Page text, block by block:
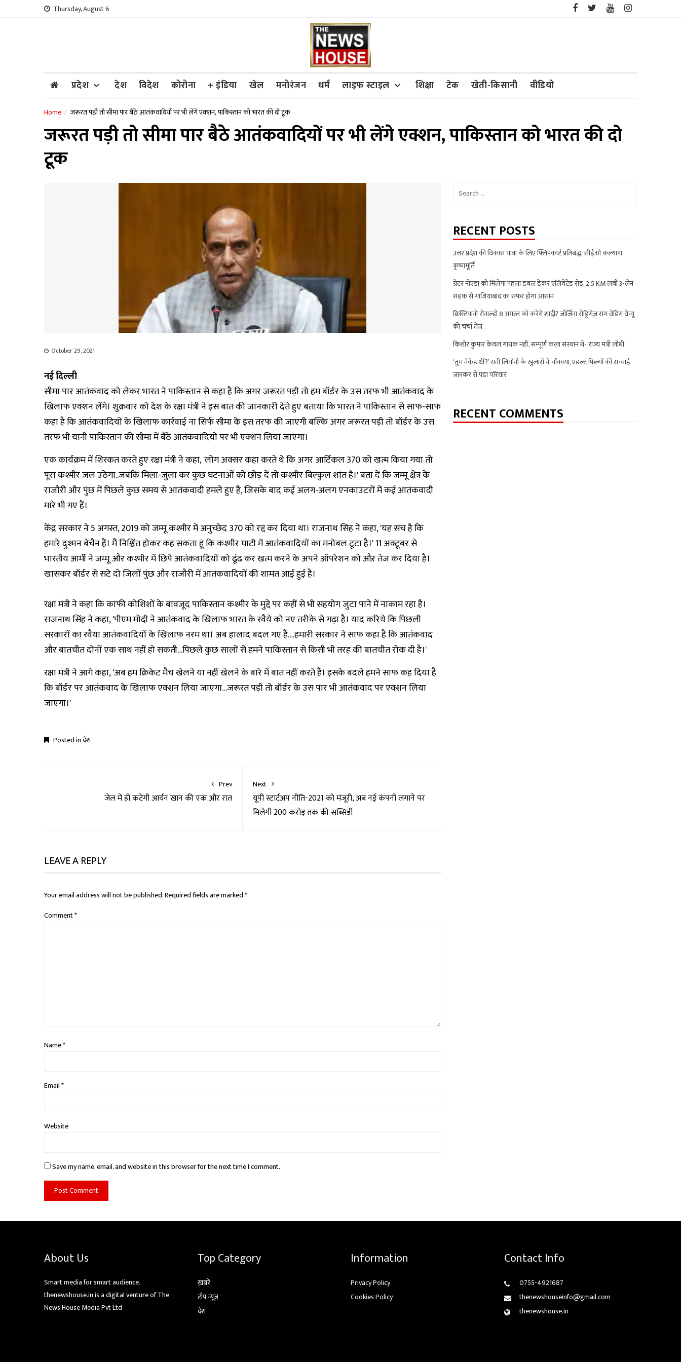
Thursday, August 6
प्रदेश देश विदेश कोरोना + इंडिया खेल मनोरंजन धर्म लाइफ स्टाइल शिक्षा टेक खेती-किसानी वीडियो
Home जरूरत पड़ी तो सीमा पार बैठे आतंकवादियों पर भी लेंगे एक्शन, पाकिस्तान को भारत की दो टूक
जरूरत पड़ी तो सीमा पार बैठे आतंकवादियों पर भी लेंगे एक्शन, पाकिस्तान को भारत की दो
टूक
October 29, 2021
नई दिल्ली
सीमा पार आतंकवाद को लेकर भारत ने पाकिस्तान से कहा है कि अगर जरूरत पड़ी तो हम बॉर्डर के उस तरफ भी आतंकवाद के
खिलाफ एक्शन लेंगे। शुक्रवार को देश के रक्षा मंत्री ने इस बात की जानकारी देते हुए बताया कि भारत ने पाकिस्तान से साफ-साफ
कहा है कि आतंकवादियों के खिलाफ कार्रवाई ना सिर्फ सीमा के इस तरफ की जाएगी बल्कि अगर जरूरत पड़ी तो बॉर्डर के उस
तरफ भी यानी पाकिस्तान की सीमा में बैठे आतंकवादियों पर भी एक्शन लिया जाएगा।
एक कार्यक्रम में शिरकत करते हुए रक्षा मंत्री ने कहा, 'लोग अक्सर कहा करते थे कि अगर आर्टिकल 370 को खत्म किया गया तो
पूरा कश्मीर जल उठेगा..जबकि मिला-जुला कर कुछ घटनाओं को छोड़ दें तो कश्मीर बिल्कुल शांत है।' बता दें कि जम्मू क्षेत्र के
राजौरी और पुंछ में पिछले कुछ समय से आतंकवादी हमले हुए हैं, जिसके बाद कई अलग-अलग एनकाउंटरों में कई आतंकवादी
मारे भी गए हैं।
केंद्र सरकार ने 5 अगस्त, 2019 को जम्मू कश्मीर में अनुच्छेद 370 को रद्द कर दिया था। राजनाथ सिंह ने कहा, 'यह सच है कि
हमारे दुश्मन बेचैन हैं। मैं निश्चिंत होकर कह सकता हूं कि कश्मीर घाटी में आतंकवादियों का मनोबल टूटा है।' 11 अक्टूबर से
भारतीय आर्मी ने जम्मू और कश्मीर में छिपे आतंकवादियों को ढूंढ कर खत्म करने के अपने ऑपरेशन को औऱ तेज कर दिया है।
खासकर बॉर्डर से सटे दो जिलों पुंछ और राजौरी में आतंकवादियों की शामत आई हुई है।
रक्षा मंत्री ने कहा कि काफी कोशिशों के बावजूद पाकिस्तान कश्मीर के मुद्दे पर कहीं से भी सहयोग जुटा पाने में नाकाम रहा है।
राजनाथ सिंह ने कहा, 'पीएम मोदी ने आतंकवाद के खिलाफ भारत के रवैये को नए तरीके से गढ़ा है। याद करिये कि पिछली
सरकारों का रवैया आतंकवादियों के खिलाफ नरम था। अब हालाद बदल गए हैं….हमारी सरकार ने साफ कहा है कि आतंकवाद
और बातचीत दोनों एक साथ नहीं हो सकती…पिछले कुछ सालों से हमने पाकिस्तान से किसी भी तरह की बातचीत रोक दी है।'
रक्षा मंत्री ने आगे कहा, 'अब हम क्रिकेट मैच खेलने या नहीं खेलने के बारे में बात नहीं करते हैं। इसके बदले हमने साफ कह दिया है
कि बॉर्डर पर आतंकवाद के खिलाफ एक्शन लिया जाएगा…जरूरत पड़ी तो बॉर्डर के उस पार भी आतंकवाद पर एक्शन लिया
जाएगा।'
Posted inदेश
Prev
जेल में ही कटेगी आर्यन खान की एक और रात
Next
यूपी स्टार्टअप नीति-2021 को मंजूरी, अब नई कंपनी लगाने पर
मिलेगी 200 करोड़ तक की सब्सिडी
LEAVE A REPLY
Your email address will not be published.Required fields are marked*
Comment*
Name*
Email*
Website
Save my name, email, and website in this browser for the next time I comment.
Search
RECENT POSTS
उत्तर प्रदेश की विकास यात्रा के लिए फ्लिपकार्ट प्रतिबद्ध: सीईओ कल्याण
कृष्णमूर्ति
ग्रेटर नोएडा को मिलेगा पहला डबल डेकर एलिवेटेड रोड, 2.5 KM लंबी 3-लेन
सड़क से गाजियाबाद का सफर होगा आसान
क्रिस्टियानो रोनाल्डो 8 अगस्त को करेंगे शादी? जॉर्जिना रोड्रिगेज संग वेडिंग वेन्यू
की चर्चा तेज
किशोर कुमार केवल गायक नहीं, सम्पूर्ण कला संस्थान थे- राज्य मंत्री लोधी
‘तुम नेकेड थीं?’ सनी लियोनी के खुलासे ने चौंकाया, एडल्ट फिल्मों की सच्चाई
जानकर रो पड़ा परिवार
RECENT COMMENTS
About Us
Smart media for smart audience.
thenewshouse.in is a digital venture of The
News House Media Pvt Ltd
Top Category
ख़बरें
टॉप न्यूज़
देश
Information
Privacy Policy
Cookies Policy
Contact Info
0755-4921687
thenewshouseinfo@gmail.com
thenewshouse.in